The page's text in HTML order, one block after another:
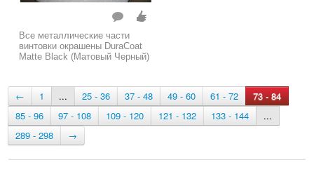
Все металлические части
винтовки окрашены DuraCoat
Matte Black (Матовый Черный)
← 1 ... 25 - 36 37 - 48 49 - 60 61 - 72
73 - 84
85 - 96
97 - 108 109 - 120 121 - 132 133 - 144
...
289 - 298
→